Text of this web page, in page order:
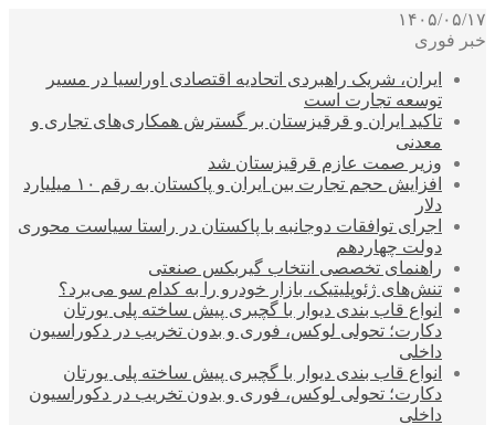
۱۴۰۵/۰۵/۱۷
خبر فوری
ایران، شریک راهبردی اتحادیه اقتصادی اوراسیا در مسیر
توسعه تجارت است
تاکید ایران و قرقیزستان بر گسترش همکاری‌های تجاری و
معدنی
وزیر صمت عازم قرقیزستان شد
افزایش حجم تجارت بین ایران و پاکستان به رقم ۱۰ میلیارد
دلار
اجرای توافقات دوجانبه با پاکستان در راستا سیاست محوری
دولت چهاردهم
راهنمای تخصصی انتخاب گیربکس صنعتی
تنش‌های ژئوپلیتیک، بازار خودرو را به کدام سو می‌برد؟
انواع قاب بندی دیوار با گچبری پیش ساخته پلی یورتان
دکارت؛ تحولی لوکس، فوری و بدون تخریب در دکوراسیون
داخلی
انواع قاب بندی دیوار با گچبری پیش ساخته پلی یورتان
دکارت؛ تحولی لوکس، فوری و بدون تخریب در دکوراسیون
داخلی